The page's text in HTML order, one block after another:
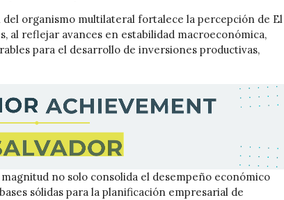
organismo multilateral fortalece la percepción de El
al reflejar avances en estabilidad macroeconómica,
para el desarrollo de inversiones productivas,
no solo consolida el desempeño económico
sólidas para la planificación empresarial de